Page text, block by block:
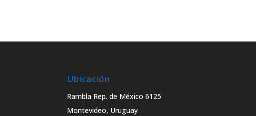
Ubicación
Rambla Rep. de México 6125
Montevideo, Uruguay